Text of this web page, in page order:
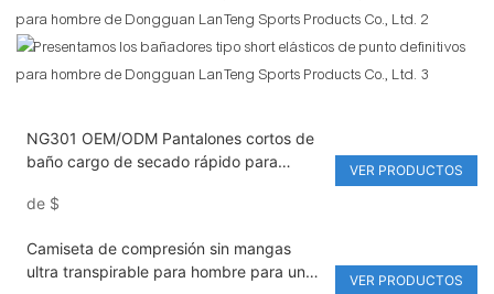
NG301 OEM/ODM Pantalones cortos de
baño cargo de secado rápido para
de malla, estampado liso, pantalones
senderismo
de $
VER PRODUCTOS
Camiseta de compresión sin mangas
ultra transpirable para hombre para un
VER PRODUCTOS